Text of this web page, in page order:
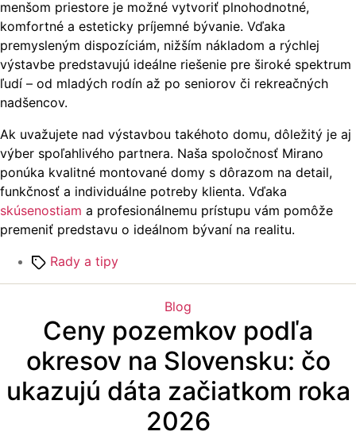
menšom priestore je možné vytvoriť plnohodnotné,
komfortné a esteticky príjemné bývanie. Vďaka
premysleným dispozíciám, nižším nákladom a rýchlej
výstavbe predstavujú ideálne riešenie pre široké spektrum
ľudí – od mladých rodín až po seniorov či rekreačných
nadšencov.
Ak uvažujete nad výstavbou takéhoto domu, dôležitý je aj
výber spoľahlivého partnera. Naša spoločnosť Mirano
ponúka kvalitné montované domy s dôrazom na detail,
funkčnosť a individuálne potreby klienta. Vďaka
skúsenostiam a profesionálnemu prístupu vám pomôže
premeniť predstavu o ideálnom bývaní na realitu.
Značky
Rady a tipy
Kategórie
Blog
Ceny pozemkov podľa
okresov na Slovensku: čo
ukazujú dáta začiatkom roka
2026